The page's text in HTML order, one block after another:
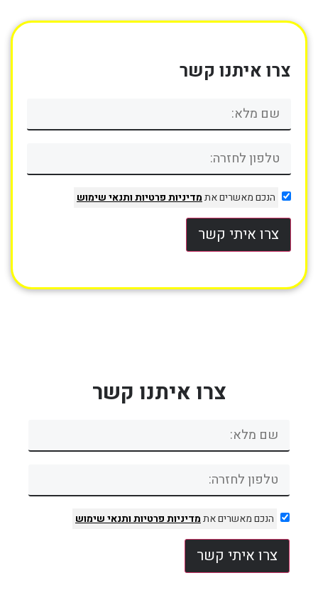
צרו איתנו קשר
הנכם מאשרים אתמדיניות פרטיותותנאי שימוש
צרו איתי קשר
צרו איתנו קשר
הנכם מאשרים אתמדיניות פרטיותותנאי שימוש
צרו איתי קשר